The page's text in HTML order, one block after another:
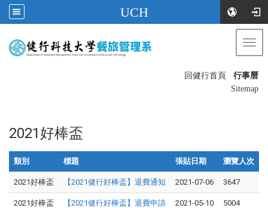
UCH
回健行首頁
行事曆
Sitemap
2021好棒盃
類別 標題 張貼日期 瀏覽人次
2021好棒盃 【2021健行好棒盃】退費通知 2021-07-06 3647
2021好棒盃
【2021健行好棒盃】退費申請
2021-05-10 5004